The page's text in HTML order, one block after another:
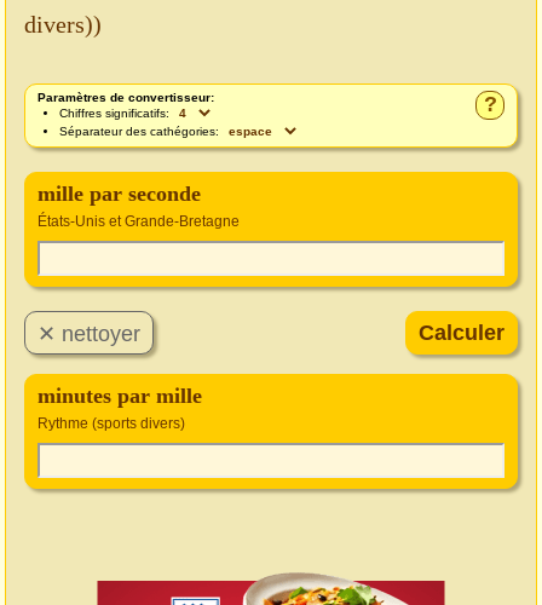
divers))
?
Paramètres de convertisseur:
Chiffres significatifs:
Séparateur des cathégories:
mille par seconde
États-Unis et Grande-Bretagne
minutes par mille
Rythme (sports divers)